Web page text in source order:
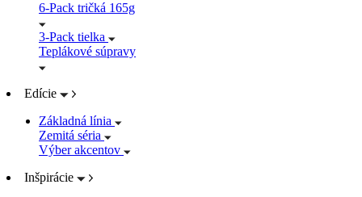
6-Pack tričká 165g
3-Pack tielka
Teplákové súpravy
Edície
Základná línia
Zemitá séria
Výber akcentov
Inšpirácie